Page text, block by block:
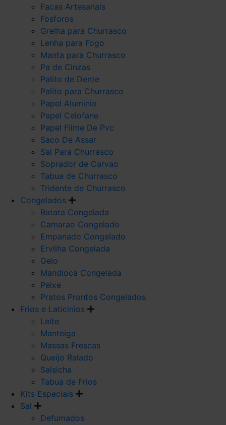
Facas Artesanais
Fosforos
Grelha para Churrasco
Lenha para Fogo
Manta para Churrasco
Pa de Cinzas
Palito de Dente
Palito para Churrasco
Papel Aluminio
Papel Celofane
Papel Filme De Pvc
Saco De Assar
Sal Para Churrasco
Soprador de Carvao
Tabua de Churrasco
Tridente de Churrasco
Congelados
Batata Congelada
Camarao Congelado
Empanado Congelado
Ervilha Congelada
Gelo
Mandioca Congelada
Peixe
Pratos Prontos Congelados
Frios e Laticinios
Leite
Manteiga
Massas Frescas
Queijo Ralado
Salsicha
Tabua de Frios
Kits Especiais
Sal
Defumados